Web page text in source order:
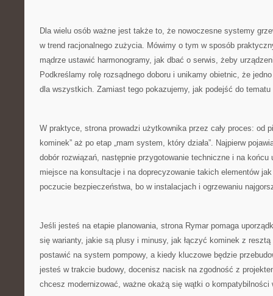
Dla wielu osób ważne jest także to, że nowoczesne systemy
w trend racjonalnego zużycia. Mówimy o tym w sposób
mądrze ustawić harmonogramy, jak dbać o serwis, żeby
Podkreślamy rolę rozsądnego doboru i unikamy obietnic, że
dla wszystkich. Zamiast tego pokazujemy, jak podejść do
W praktyce, strona prowadzi użytkownika przez cały proces: od
kominek” aż po etap „mam system, który działa”. Najpierw
dobór rozwiązań, następnie przygotowanie techniczne i na końcu
miejsce na konsultacje i na doprecyzowanie takich elementów
poczucie bezpieczeństwa, bo w instalacjach i ogrzewaniu
Jeśli jesteś na etapie planowania, strona Rymar pomaga
się warianty, jakie są plusy i minusy, jak łączyć kominek z
postawić na system pompowy, a kiedy kluczowe będzie
jesteś w trakcie budowy, docenisz nacisk na zgodność z
chcesz modernizować, ważne okażą się wątki o kompatybilności